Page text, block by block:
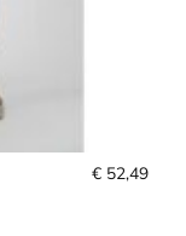
€ 52,49